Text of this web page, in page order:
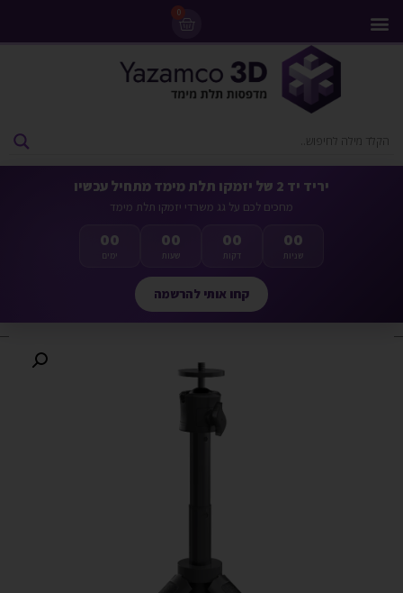
0
יריד יד 2 של יזמקו תלת מימד מתחיל עכשיו
מחכים לכם על גג משרדי יזמקו תלת מימד
00
ימים
00
שעות
00
דקות
00
שניות
קחו אותי להרשמה